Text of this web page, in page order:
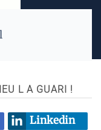
L A GUARI !
Linkedin